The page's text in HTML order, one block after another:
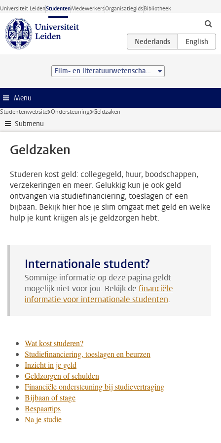
Ga direct naar de inhoud
Universiteit LeidenStudentenMedewerkersOrganisatiegidsBibliotheek
Film- en literatuurwetenschap (BA)
Menu
Studentenwebsite Ondersteuning Geldzaken
Submenu
Geldzaken
Studeren kost geld: collegegeld, huur, boodschappen,
verzekeringen en meer. Gelukkig kun je ook geld
ontvangen via studiefinanciering, toeslagen of een
bijbaan. Bekijk hier hoe je slim omgaat met geld en welke
hulp je kunt krijgen als je geldzorgen hebt.
Internationale student?
Sommige informatie op deze pagina geldt
mogelijk niet voor jou. Bekijk de financiële
informatie voor internationale studenten.
Wat kost studeren?
Studiefinanciering, toeslagen en beurzen
Inzicht in je geld
Geldzorgen of schulden
Financiële ondersteuning bij studievertraging
Bijbaan of stage
Bespaartips
Na je studie